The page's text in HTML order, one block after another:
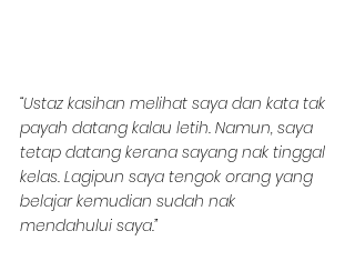
“Ustaz kasihan melihat saya dan kata tak
payah datang kalau letih. Namun, saya
tetap datang kerana sayang nak tinggal
kelas. Lagipun saya tengok orang yang
belajar kemudian sudah nak
mendahului saya.”